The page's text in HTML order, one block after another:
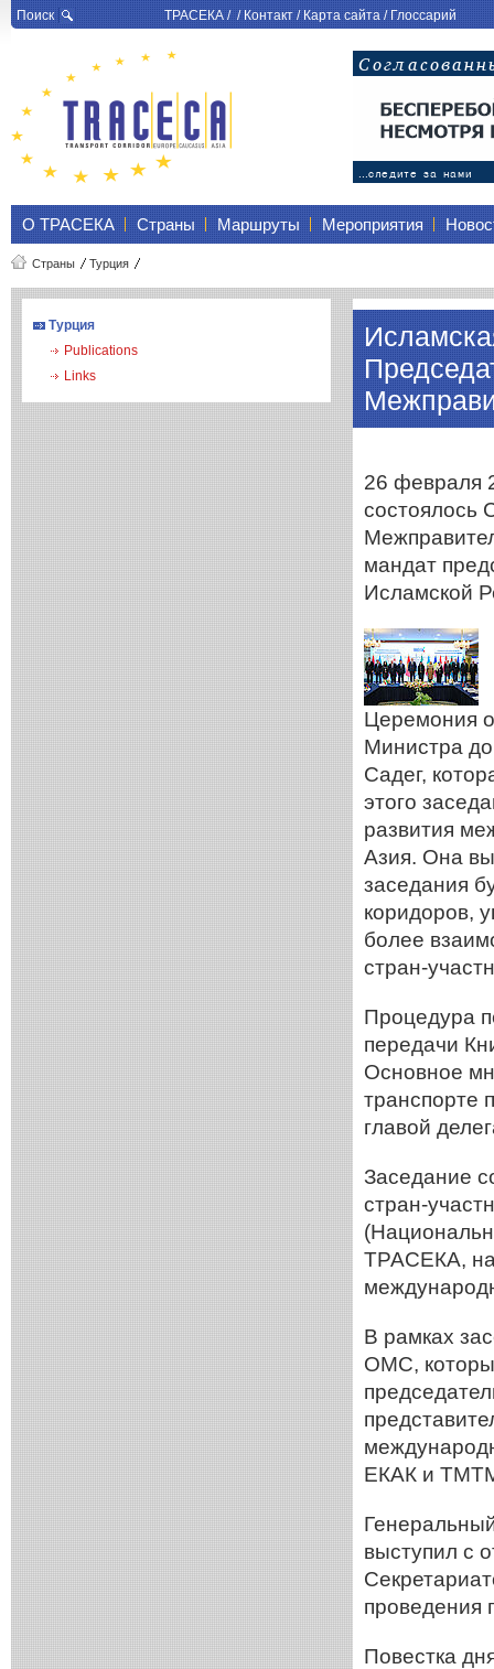
Поиск ТРАСЕКА/ /Контакт/Карта сайта/Глоссарий
О ТРАСЕКА Страны Маршруты Мероприятия
Страны Турция
Турция
Publications
Links
26 февраля
состоялось
мандат
Исламской
Церемония
Министра
Садег,
этого
развития
Азия. Она
заседания
коридоров,
более
стран-
Процедура
передачи
Основное
транспорте
главой
Заседание
стран-
ТРАСЕКА,
В рамках
ОМС,
ЕКАК и
выступил с
проведения
Повестка